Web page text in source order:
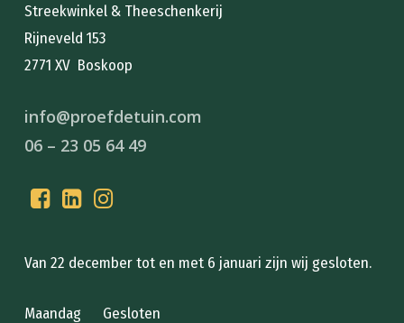
Streekwinkel & Theeschenkerij
Rijneveld 153
2771 XV Boskoop
info@proefdetuin.com
06 – 23 05 64 49
Van 22 december tot en met 6 januari zijn wij gesloten.
Maandag Gesloten